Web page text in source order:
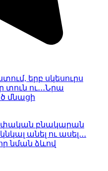
երբ սկեսուրս
ու․․․Նրա
մնացի
բնակարան
անել ու ասել․․․
նման ձևով